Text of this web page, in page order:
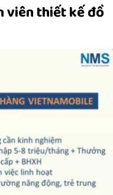
viên thiết kế đồ